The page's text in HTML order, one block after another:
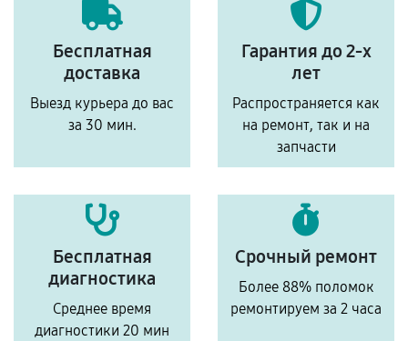
Бесплатная
доставка
Выезд курьера до вас
за 30 мин.
Гарантия до 2-х
лет
Распространяется как
на ремонт, так и на
запчасти
Бесплатная
диагностика
Среднее время
диагностики 20 мин
Срочный ремонт
Более 88% поломок
ремонтируем за 2 часа